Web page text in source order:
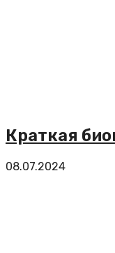
Краткая
08.07.2024